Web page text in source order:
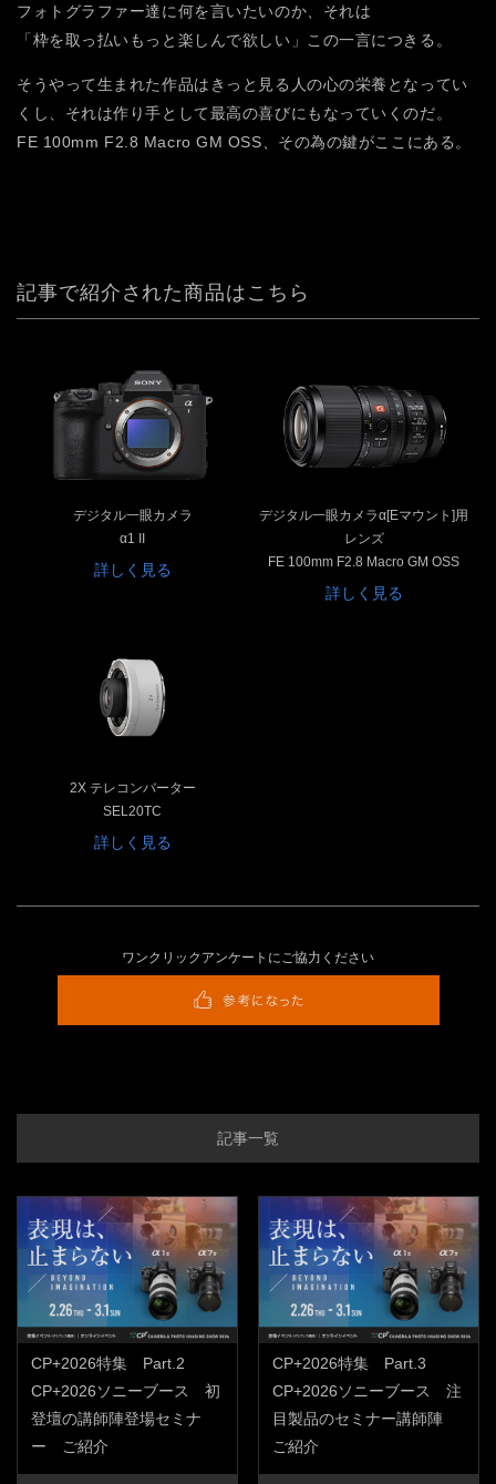
フォトグラファー達に何を言いたいのか、それは
「枠を取っ払いもっと楽しんで欲しい」この一言につきる。
そうやって生まれた作品はきっと見る人の心の栄養となってい
くし、それは作り手として最高の喜びにもなっていくのだ。
FE 100mm F2.8 Macro GM OSS、その為の鍵がここにある。
記事で紹介された商品はこちら
デジタル一眼カメラ
α1 II
詳しく見る
デジタル一眼カメラα[Eマウント]用
レンズ
FE 100mm F2.8 Macro GM OSS
詳しく見る
2X テレコンバーター
SEL20TC
詳しく見る
ワンクリックアンケートにご協力ください
記事一覧
CP+2026特集 Part.2
CP+2026ソニーブース 初
登壇の講師陣登場セミナ
ー ご紹介
CP+2026特集 Part.3
CP+2026ソニーブース 注
目製品のセミナー講師陣
ご紹介